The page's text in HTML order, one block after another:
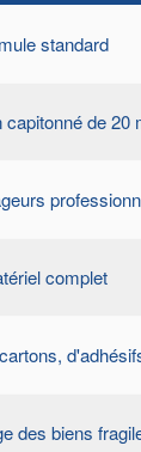
standard
capitonné de 20
complet
des biens